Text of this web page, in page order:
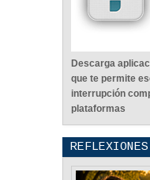
Descarga
que te permite
interrupción
plataformas
REFLEXIONES